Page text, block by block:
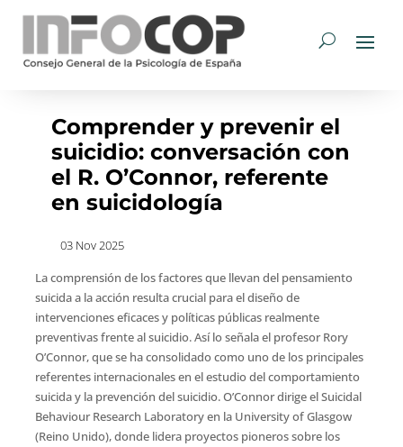
Comprender y prevenir el
suicidio: conversación con
el R. O’Connor, referente
en suicidología
03 Nov 2025
La comprensión de los factores que llevan del pensamiento
suicida a la acción resulta crucial para el diseño de
intervenciones eficaces y políticas públicas realmente
preventivas frente al suicidio. Así lo señala el profesor Rory
O’Connor, que se ha consolidado como uno de los principales
referentes internacionales en el estudio del comportamiento
suicida y la prevención del suicidio. O’Connor dirige el Suicidal
Behaviour Research Laboratory en la University of Glasgow
(Reino Unido), donde lidera proyectos pioneros sobre los